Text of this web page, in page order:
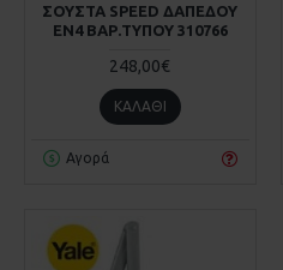
ΣΟΥΣΤΑ SPEED ΔΑΠΕΔΟΥ
EN4 ΒΑΡ.ΤΥΠΟΥ 310766
248,00€
ΚΑΛΆΘΙ
Αγορά